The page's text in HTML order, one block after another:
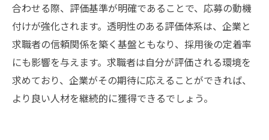
合わせる際、評価基準が明確であることで、応募の動機
付けが強化されます。透明性のある評価体系は、企業と
求職者の信頼関係を築く基盤ともなり、採用後の定着率
にも影響を与えます。求職者は自分が評価される環境を
求めており、企業がその期待に応えることができれば、
より良い人材を継続的に獲得できるでしょう。